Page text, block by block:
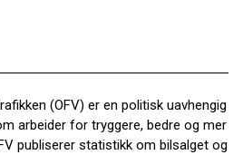
(OFV) er en politisk uavhengig
arbeider for tryggere, bedre og mer
publiserer statistikk om bilsalget og